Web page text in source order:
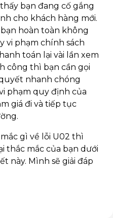
bạn đang cố gắng
cho khách hàng mới.
hoàn toàn không
vi phạm chính sách
toán lại vài lần xem
công thì bạn cần gọi
nhanh chóng
phạm quy định của
giá đi và tiếp tục
gì về lỗi U02 thì
thắc mắc của bạn dưới
này. Mình sẽ giải đáp